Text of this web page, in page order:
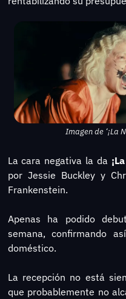
Imagen de ‘¡La
La cara negativa la da
por Jessie Buckley y
Frankenstein.
Apenas ha podido
semana, confirmando
doméstico.
La recepción no está
que probablemente no